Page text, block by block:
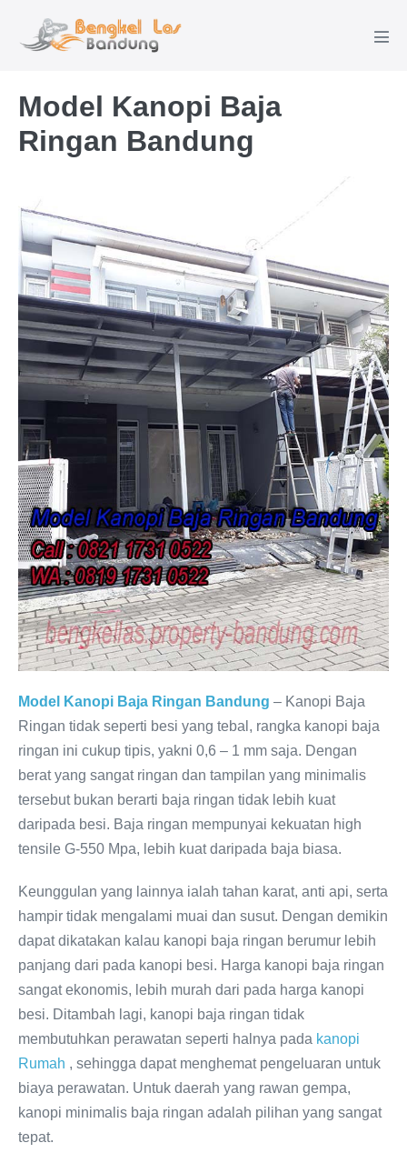
Model Kanopi Baja
Ringan Bandung
Model Kanopi Baja Ringan Bandung – Kanopi Baja
Ringan tidak seperti besi yang tebal, rangka kanopi baja
ringan ini cukup tipis, yakni 0,6 – 1 mm saja. Dengan
berat yang sangat ringan dan tampilan yang minimalis
tersebut bukan berarti baja ringan tidak lebih kuat
daripada besi. Baja ringan mempunyai kekuatan high
tensile G-550 Mpa, lebih kuat daripada baja biasa.
Keunggulan yang lainnya ialah tahan karat, anti api, serta
hampir tidak mengalami muai dan susut. Dengan demikin
dapat dikatakan kalau kanopi baja ringan berumur lebih
panjang dari pada kanopi besi. Harga kanopi baja ringan
sangat ekonomis, lebih murah dari pada harga kanopi
besi. Ditambah lagi, kanopi baja ringan tidak
membutuhkan perawatan seperti halnya pada kanopi
Rumah , sehingga dapat menghemat pengeluaran untuk
biaya perawatan. Untuk daerah yang rawan gempa,
kanopi minimalis baja ringan adalah pilihan yang sangat
tepat.